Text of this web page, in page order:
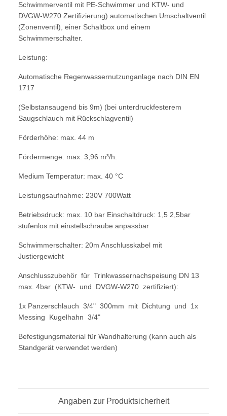
Schwimmerventil mit PE-Schwimmer und KTW- und
DVGW-W270 Zertifizierung) automatischen Umschaltventil
(Zonenventil), einer Schaltbox und einem
Schwimmerschalter.
Leistung:
Automatische Regenwassernutzunganlage nach DIN EN
1717
(Selbstansaugend bis 9m) (bei unterdruckfesterem
Saugschlauch mit Rückschlagventil)
Förderhöhe: max. 44 m
Fördermenge: max. 3,96 m³/h.
Medium Temperatur: max. 40 °C
Leistungsaufnahme: 230V 700Watt
Betriebsdruck: max. 10 bar Einschaltdruck: 1,5 2,5bar
stufenlos mit einstellschraube anpassbar
Schwimmerschalter: 20m Anschlusskabel mit
Justiergewicht
Anschlusszubehör für Trinkwassernachspeisung DN 13
max. 4bar (KTW- und DVGW-W270 zertifiziert):
1x Panzerschlauch 3/4" 300mm mit Dichtung und 1x
Messing Kugelhahn 3/4"
Befestigungsmaterial für Wandhalterung (kann auch als
Standgerät verwendet werden)
Angaben zur Produktsicherheit